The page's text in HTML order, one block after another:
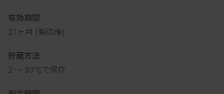
有効期間
27ヶ月 (製造後)
貯蔵方法
2 ～ 30℃で保存